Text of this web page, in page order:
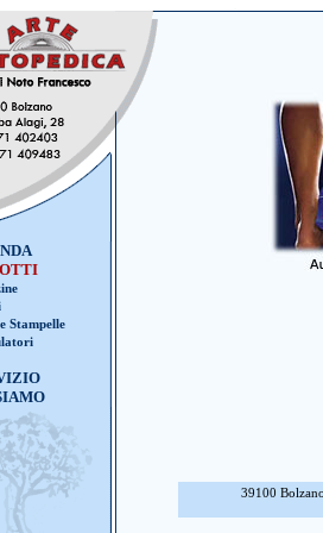
Stampelle
39100